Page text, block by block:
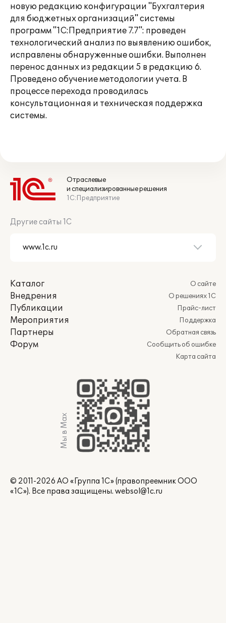
новую редакцию конфигурации "Бухгалтерия
для бюджетных организаций" системы
программ "1С:Предприятие 7.7": проведен
технологический анализ по выявлению ошибок,
исправлены обнаруженные ошибки. Выполнен
перенос данных из редакции 5 в редакцию 6.
Проведено обучение методологии учета. В
процессе перехода проводилась
консультационная и техническая поддержка
системы.
Отраслевые
и специализированные решения
1С:Предприятие
Другие сайты 1С
Каталог
Внедрения
Публикации
Мероприятия
Партнеры
Форум
О сайте
О решениях 1С
Прайс-лист
Поддержка
Обратная связь
Сообщить об ошибке
Карта сайта
Мы в Max
© 2011-2026 АО «Группа 1С» (правопреемник ООО
«1С»). Все права защищены. websol@1c.ru